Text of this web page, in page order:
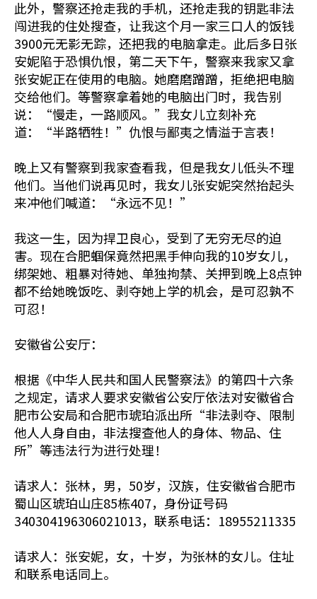
此外，警察还抢走我的手机，还抢走我的钥匙非法
闯进我的住处搜查，让我这个月一家三口人的饭钱
3900元无影无踪，还把我的电脑拿走。此后多日张
安妮陷于恐惧仇恨，第二天下午，警察来我家又拿
张安妮正在使用的电脑。她磨磨蹭蹭，拒绝把电脑
交给他们。等警察拿着她的电脑出门时，我告别
说：“慢走，一路顺风。”我女儿立刻补充
道：“半路牺牲！”仇恨与鄙夷之情溢于言表！
晚上又有警察到我家查看我，但是我女儿低头不理
他们。当他们说再见时，我女儿张安妮突然抬起头
来冲他们喊道：“永远不见！”
我这一生，因为捍卫良心，受到了无穷无尽的迫
害。现在合肥蝈保竟然把黑手伸向我的10岁女儿，
绑架她、粗暴对待她、单独拘禁、关押到晚上8点钟
都不给她晚饭吃、剥夺她上学的机会，是可忍孰不
可忍！
安徽省公安厅：
根据《中华人民共和国人民警察法》的第四十六条
之规定，请求人要求安徽省公安厅依法对安徽省合
肥市公安局和合肥市琥珀派出所“非法剥夺、限制
他人人身自由，非法搜查他人的身体、物品、住
所”等违法行为进行处理！
请求人：张林，男，50岁，汉族，住安徽省合肥市
蜀山区琥珀山庄85栋407，身份证号码
340304196306021013，联系电话：18955211335
请求人：张安妮，女，十岁，为张林的女儿。住址
和联系电话同上。